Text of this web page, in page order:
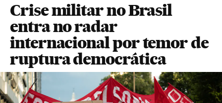
Crise militar no Brasil
entra no radar
internacional por temor de
ruptura democrática